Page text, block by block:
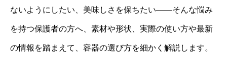
ないようにしたい、美味しさを保ちたい――そんな悩み
を持つ保護者の方へ、素材や形状、実際の使い方や最新
の情報を踏まえて、容器の選び方を細かく解説します。